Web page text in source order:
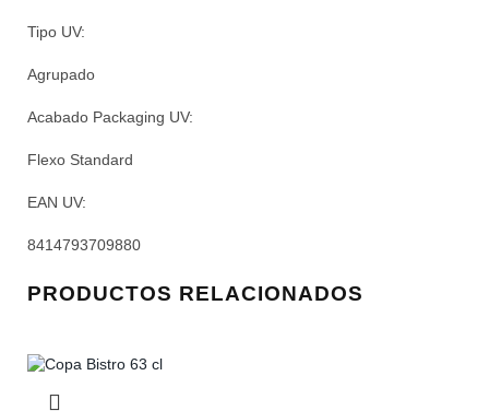
Tipo UV:
Agrupado
Acabado Packaging UV:
Flexo Standard
EAN UV:
8414793709880
PRODUCTOS RELACIONADOS